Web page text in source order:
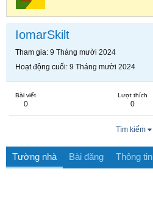
IomarSkilt
Tham gia 9 Tháng mười 2024
Hoạt động cuối 9 Tháng mười 2024
Bài viết
0
Lượt thích
0
Tìm kiếm
Tường nhà Bài đăng Thông tin